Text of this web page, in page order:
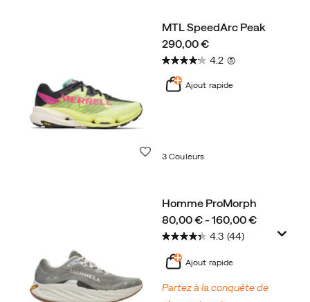
MTL SpeedArc Peak
price
290,00 €
4.2 (5)
Ajout rapide
3 Couleurs
Homme ProMorph
price
80,00 € - 160,00 €
4.3 (44)
Ajout rapide
Partez à la conquête de